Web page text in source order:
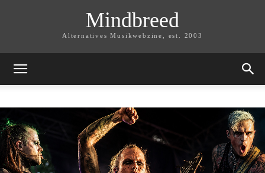
Mindbreed
Alternatives Musikwebzine, est. 2003